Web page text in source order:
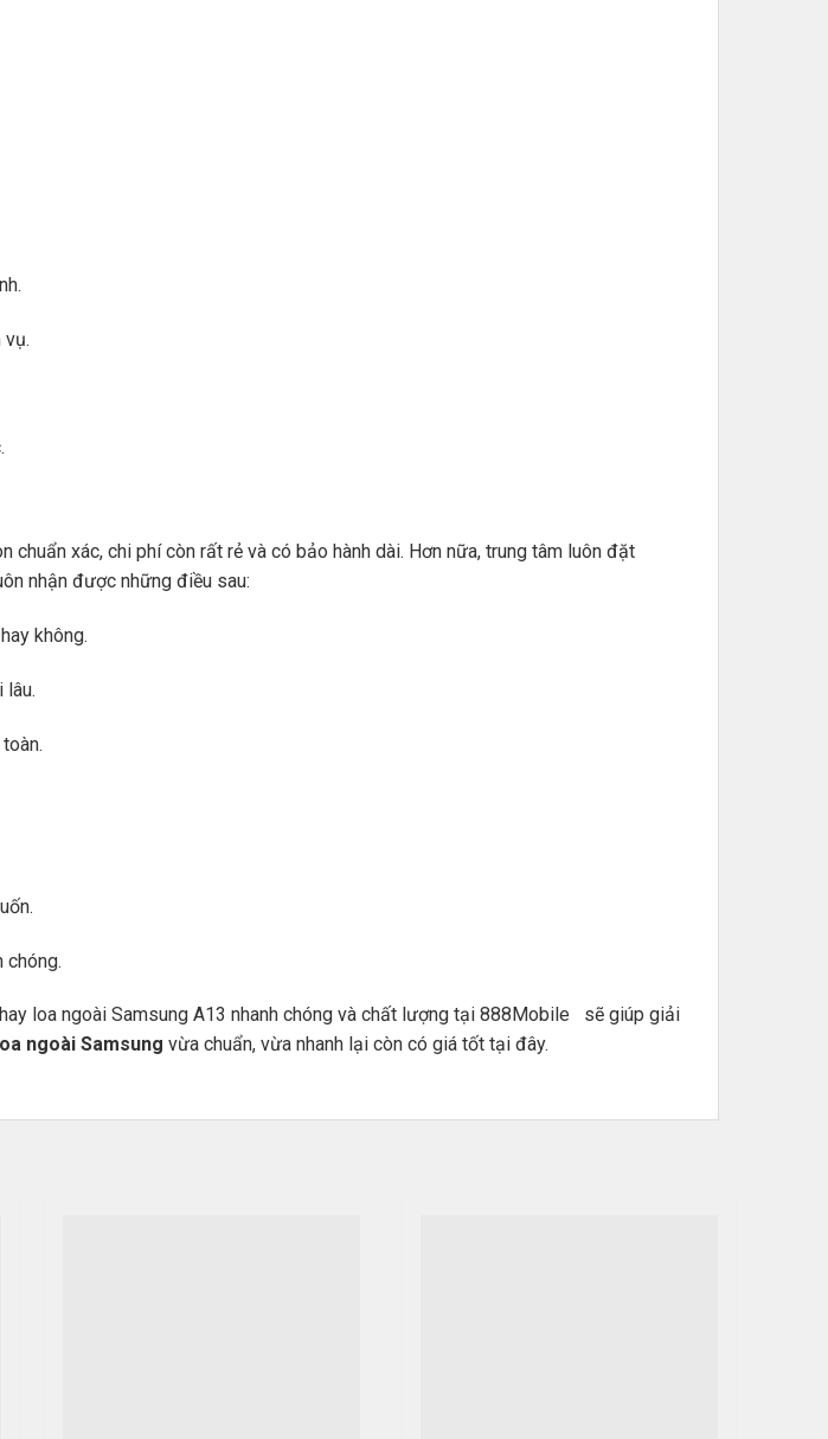
chuẩn xác, chi phí còn rất rẻ và có bảo hành dài. Hơn nữa, trung tâm luôn đặt
nhận được những điều sau:
không.
lâu.
loa ngoài Samsung A13 nhanh chóng và chất lượng tại 888Mobile sẽ giúp giải
ngoài Samsung vừa chuẩn, vừa nhanh lại còn có giá tốt tại đây.